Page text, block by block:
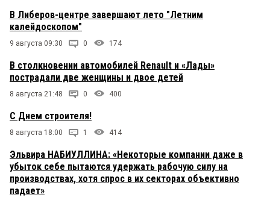
В Либеров-центре завершают лето "Летним
калейдоскопом"
9 августа 09:30 0 174
В столкновении автомобилей Renault и «Лады»
пострадали две женщины и двое детей
8 августа 21:48 0 400
С Днем строителя!
8 августа 18:00 1 414
Эльвира НАБИУЛЛИНА: «Некоторые компании даже в
убыток себе пытаются удержать рабочую силу на
производствах, хотя спрос в их секторах объективно
падает»